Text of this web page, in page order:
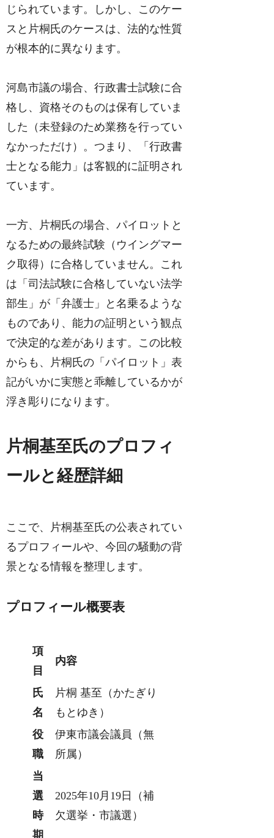
じられています。しかし、このケー
スと片桐氏のケースは、法的な性質
が根本的に異なります。
河島市議の場合、行政書士試験に合
格し、資格そのものは保有していま
した（未登録のため業務を行ってい
なかっただけ）。つまり、「行政書
士となる能力」は客観的に証明され
ています。
一方、片桐氏の場合、パイロットと
なるための最終試験（ウイングマー
ク取得）に合格していません。これ
は「司法試験に合格していない法学
部生」が「弁護士」と名乗るような
ものであり、能力の証明という観点
で決定的な差があります。この比較
からも、片桐氏の「パイロット」表
記がいかに実態と乖離しているかが
浮き彫りになります。
片桐基至氏のプロフィ
ールと経歴詳細
ここで、片桐基至氏の公表されてい
るプロフィールや、今回の騒動の背
景となる情報を整理します。
プロフィール概要表
項
目
内容
氏
名
片桐 基至（かたぎり
もとゆき）
役
職
伊東市議会議員（無
所属）
当
選
時
期
2025年10月19日（補
欠選挙・市議選）